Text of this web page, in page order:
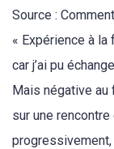
Source :
« Expérience à
car j’ai pu
Mais négative au
sur une